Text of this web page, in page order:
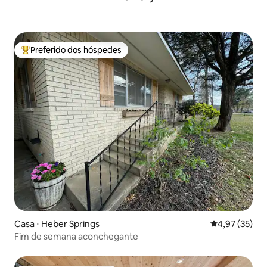
Entre os melhores preferidos dos hóspedes
Preferido dos hóspedes
Casa ⋅ Heber Springs 4,97 de uma
4,97 (35)
Fim de semana aconchegante